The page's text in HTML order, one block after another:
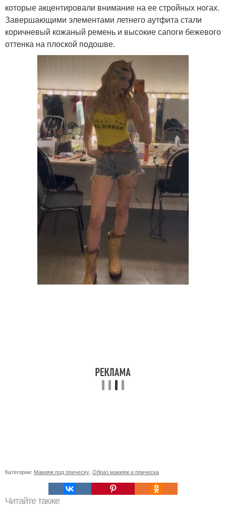
которые акцентировали внимание на ее стройных ногах.
Завершающими элементами летнего аутфита стали
коричневый кожаный ремень и высокие сапоги бежевого
оттенка на плоской подошве.
Категории: Макияж под прическу Образ макияж и прическа
Читайте также